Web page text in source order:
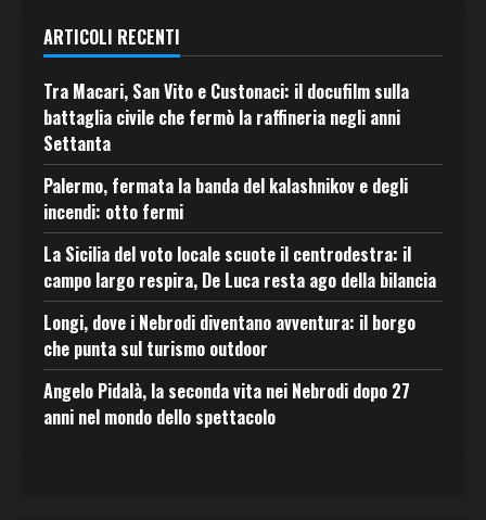
ARTICOLI RECENTI
Tra Macari, San Vito e Custonaci: il docufilm sulla
battaglia civile che fermò la raffineria negli anni
Settanta
Palermo, fermata la banda del kalashnikov e degli
incendi: otto fermi
La Sicilia del voto locale scuote il centrodestra: il
campo largo respira, De Luca resta ago della bilancia
Longi, dove i Nebrodi diventano avventura: il borgo
che punta sul turismo outdoor
Angelo Pidalà, la seconda vita nei Nebrodi dopo 27
anni nel mondo dello spettacolo